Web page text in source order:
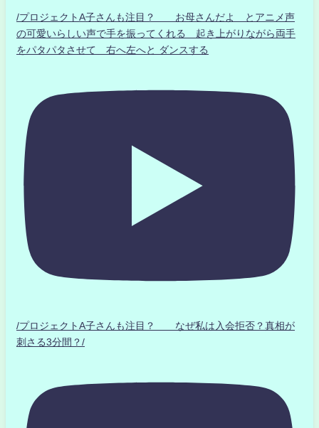
/プロジェクトA子さんも注目？ お母さんだよ とアニメ声
の可愛いらしい声で手を振ってくれる 起き上がりながら両手
をパタパタさせて 右へ左へと ダンスする
/プロジェクトA子さんも注目？ なぜ私は入会拒否？真相が
刺さる3分間？/